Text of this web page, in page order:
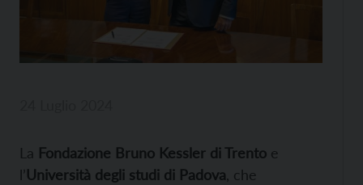
La Fondazione Bruno Kessler di Trento e
l’Università degli studi di Padova , che